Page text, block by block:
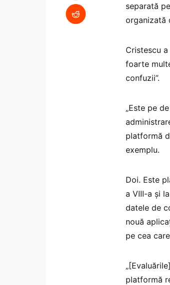
separată
organizată
Cristescu
foarte
confuzii”.
„Este pe
platformă
exemplu.
Doi. Este
a VIII-a și
datele de
nouă
pe cea
platformă